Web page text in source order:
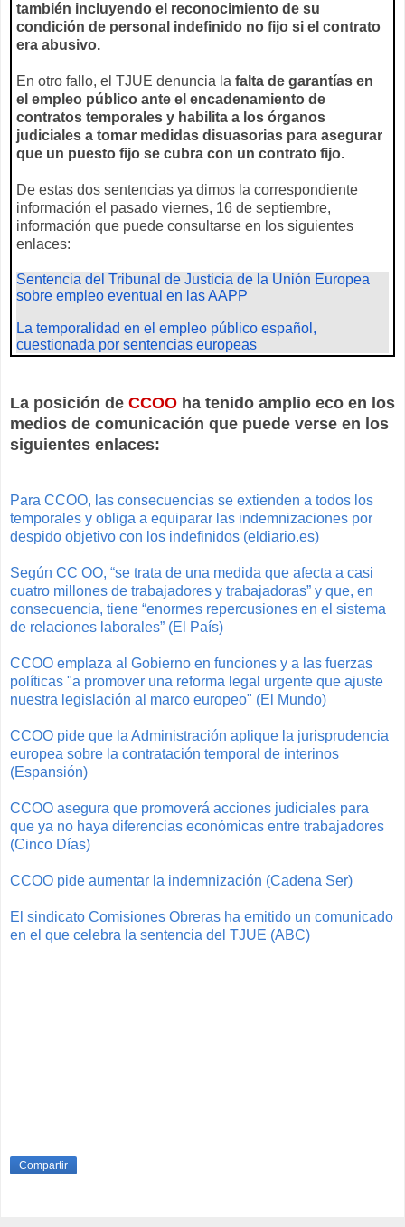
también incluyendo el reconocimiento de su
condición de personal indefinido no fijo si el contrato
era abusivo.
En otro fallo, el TJUE denuncia la falta de garantías en
el empleo público ante el encadenamiento de
contratos temporales y habilita a los órganos
judiciales a tomar medidas disuasorias para asegurar
que un puesto fijo se cubra con un contrato fijo.
De estas dos sentencias ya dimos la correspondiente
información el pasado viernes, 16 de septiembre,
información que puede consultarse en los siguientes
enlaces:
Sentencia del Tribunal de Justicia de la Unión Europea
sobre empleo eventual en las AAPP
La temporalidad en el empleo público español,
cuestionada por sentencias europeas
La posición de CCOO ha tenido amplio eco en los
medios de comunicación que puede verse en los
siguientes enlaces:
Para CCOO, las consecuencias se extienden a todos los
temporales y obliga a equiparar las indemnizaciones por
despido objetivo con los indefinidos (eldiario.es)
Según CC OO, “se trata de una medida que afecta a casi
cuatro millones de trabajadores y trabajadoras” y que, en
consecuencia, tiene “enormes repercusiones en el sistema
de relaciones laborales” (El País)
CCOO emplaza al Gobierno en funciones y a las fuerzas
políticas "a promover una reforma legal urgente que ajuste
nuestra legislación al marco europeo" (El Mundo)
CCOO pide que la Administración aplique la jurisprudencia
europea sobre la contratación temporal de interinos
(Espansión)
CCOO asegura que promoverá acciones judiciales para
que ya no haya diferencias económicas entre trabajadores
(Cinco Días)
CCOO pide aumentar la indemnización (Cadena Ser)
El sindicato Comisiones Obreras ha emitido un comunicado
en el que celebra la sentencia del TJUE (ABC)
Compartir